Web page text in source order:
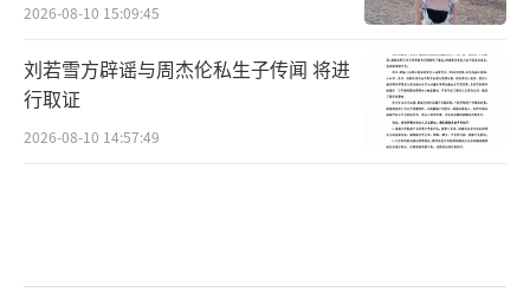
2026-08-10 15:09:45
刘若雪方辟谣与周杰伦私生子传闻 将进
行取证
2026-08-10 14:57:49